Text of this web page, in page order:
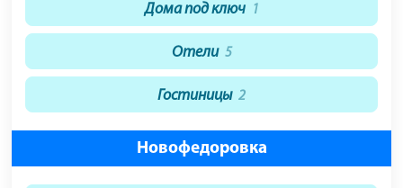
Дома под ключ 1
Отели 5
Гостиницы 2
Новофедоровка